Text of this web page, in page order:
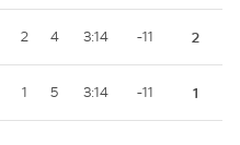
2 4 3:14 -11 2
1 5 3:14 -11 1